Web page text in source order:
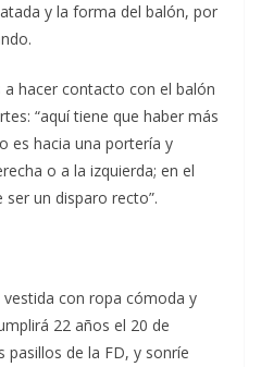
y la forma del balón, por
hacer contacto con el balón
“aquí tiene que haber más
es hacia una portería y
o a la izquierda; en el
un disparo recto”.
con ropa cómoda y
22 años el 20 de
pasillos de la FD, y sonríe